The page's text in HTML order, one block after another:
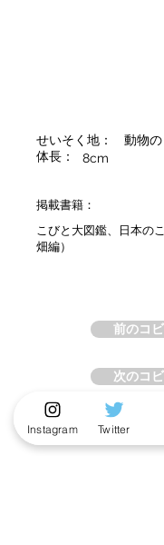
せいそく地：
動物の
体長：
8cm
掲載書籍：
こびと大図鑑、日本の
畑編）
前のコ
次のコ
Instagram Twitter